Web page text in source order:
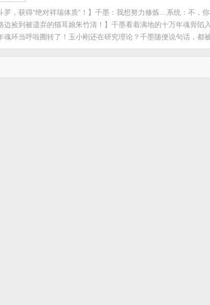
罗，获得“绝对祥瑞体质”！】千墨：我想努力修炼…系统：不
边捡到被遗弃的猫耳娘朱竹清！】千墨看着满地的十万年魂骨
魂环当呼啦圈转了！玉小刚还在研究理论？千墨随便说句话，都